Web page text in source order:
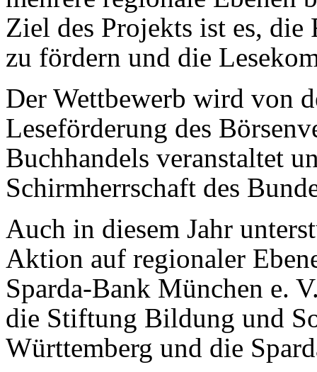
Ziel des Projekts ist es, die
zu fördern und die
Der Wettbewerb wird von
Leseförderung des
Buchhandels veranstaltet
Schirmherrschaft des
Auch in diesem Jahr
Aktion auf regionaler
Sparda-Bank München e.
die Stiftung Bildung und
Württemberg und die